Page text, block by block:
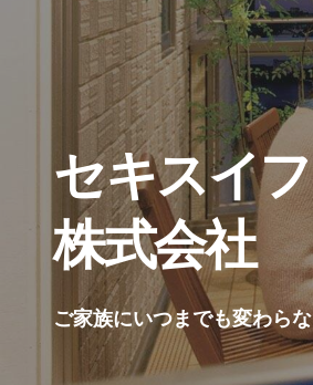
セキスイ
株式会社
ご家族にいつまでも変わら